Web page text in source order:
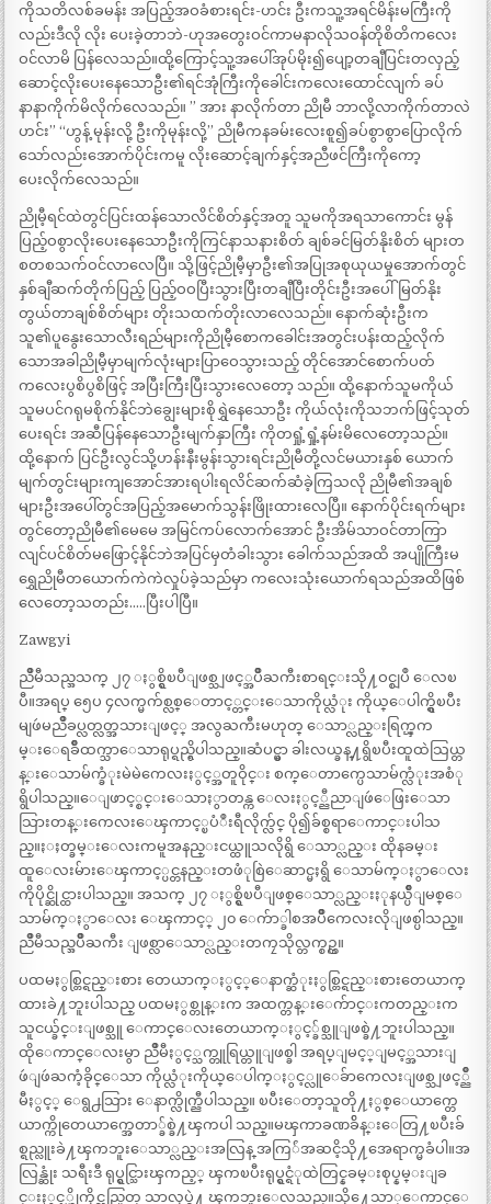
ကိုသတိလစ်ခမန်း အပြည့်အဝခံစားရင်း-ဟင်း ဦးကသူ့အရင်မိန်းမကြီးကို
လည်းဒီလို လိုး ပေးခဲ့တာဘဲ-ဟုအတွေးဝင်ကာမနာလိုသဝန်တိုစိတိကလေး
ဝင်လာမိ ပြန်လေသည်။ထို့ကြောင့်သူ့အပေါ်အုပ်မိုး၍ပျော့တချီပြင်းတလှည့်
ဆောင့်လိုးပေးနေသောဦး၏ရင်အုံကြီးကိုခေါင်းကလေးထောင်လျက် ခပ်
နာနာကိုက်မိလိုက်လေသည်။ ” အား နာလိုက်တာ ညိုမီ ဘာလို့လာကိုက်တာလဲ
ဟင်း” “ဟွန့် မုန်းလို့ ဦးကိုမုန်းလို့” ညိုမီကနခမ်းလေးစူ၍ခပ်စွာစွာပြောလိုက်
သော်လည်းအောက်ပိုင်းကမူ လိုးဆောင့်ချက်နှင့်အညီဖင်ကြီးကိုကော့
ပေးလိုက်လေသည်။
ညိုမီ့ရင်ထဲတွင်ပြင်းထန်သောလိင်စိတ်နှင့်အတူ သူမကိုအရသာကောင်း မွန်
ပြည့်ဝစွာလိုးပေးနေသောဦးကိုကြင်နာသနားစိတ် ချစ်ခင်မြတ်နိုးစိတ် များတ
စတစသက်ဝင်လာလေပြီ။ သို့ဖြင့်ညိုမီ့မှာဦး၏အပြုအစုယုယမှုအောက်တွင်
နှစ်ချီဆက်တိုက်ပြည့် ပြည့်ဝဝပြီးသွားပြီးတချီပြီးတိုင်းဦးအပေါ်မြတ်နိုး
တွယ်တာချစ်စိတ်များ တိုးသထက်တိုးလာလေသည်။ နောက်ဆုံးဦးက
သူ၏ပူနွေးသောလီးရည်များကိုညိုမီ့စောကခေါင်းအတွင်းပန်းထည့်လိုက်
သောအခါညိုမီ့မှာမျက်လုံးများပြာဝေသွားသည့် တိုင်အောင်စောက်ပတ်
ကလေးပွစိပွစိဖြင့် အပြီးကြီးပြီးသွားလေတော့ သည်။ ထို့နောက်သူမကိုယ်
သူမပင်ဂရုမစိုက်နိုင်ဘဲချွေးများစိုရွှဲနေသောဦး ကိုယ်လုံးကိုသဘက်ဖြင့်သုတ်
ပေးရင်း အဆီပြန်နေသောဦးမျက်နှာကြီး ကိုတရှုံ့ရှုံ့နမ်းမိလေတော့သည်။
ထို့နောက် ပြင်ဦးလွင်သို့ဟန်းနီးမွန်းသွားရင်းညိုမီတို့လင်မယားနှစ် ယောက်
မျက်တွင်းများကျအောင်အားရပါးရလိင်ဆက်ဆံခဲ့ကြသလို ညိုမီ၏အချစ်
များဦးအပေါ်တွင်အပြည့်အမောက်သွန်းဖြိုးထားလေပြီ။ နောက်ပိုင်းရက်များ
တွင်တော့ညိုမီ၏မေမေ အမြင်ကပ်လောက်အောင် ဦးအိမ်သာဝင်တာကြာ
လျင်ပင်စိတ်မဖြောင့်နိုင်ဘဲအပြင်မှတံခါးသွား ခေါက်သည်အထိ အပျိုကြီးမ
ရွှေညိုမီတယောက်ကဲကဲလှုပ်ခဲ့သည်မှာ ကလေးသုံးယောက်ရသည်အထိဖြစ်
လေတော့သတည်း…..ပြီးပါပြီ။
Zawgyi
ညိဳမီသည္အသက္ ၂၇ ႏွစ္ရွိၿပီျဖစ္သျဖင့္အပ်ဳိႀကီးစာရင္းသို႔ဝင္စျပဳ ေလၿ
ပီ။အရပ္ ၅ေပ ၄လက္မက်စ္လစ္ေတာင့္တင္းေသာကိုယ္လံုး ကိုယ္ေပါက္ရွိၿပီး
မျဖဴမညိဳခပ္လတ္လတ္အသားျဖင့္ အလွႀကီးမဟုတ္ ေသာ္လည္းရြက္ၾက
မ္းေရခ်ဳိထက္သာေသာရုပ္ရည္ရွိပါသည္။ဆံပင္မွာ ခါးလယ္ခန္႔ရွိၿပီးထူထဲသြယ္တ
န္းေသာမ်က္ခံုးမဲမဲကေလးႏွင့္အတူဝိုင္း စက္ေတာက္ပေသာမ်က္လံုးအစံု
ရွိပါသည္။ေျဖာင့္စင္းေသာႏွာတန္က ေလးႏွင့္ညီညာျဖဴေဖြးေသာ
သြားတန္းကေလးေၾကာင့္ၿပံဳးရီလိုက္လ်င္ ပို၍ခ်စ္စရာေကာင္းပါသ
ည္။ႏႈတ္ခမ္းေလးကမူအနည္းငယ္ထူသလိုရွိ ေသာ္လည္း ထိုနခမ္း
ထူေလးမ်ားေၾကာင့္ပင္တနည္းတဖံုစြဲေဆာင္မႈရွိ ေသာမ်က္ႏွာေလး
ကိုပိုင္ဆိုင္ထားပါသည္။ အသက္ ၂၇ ႏွစ္ရွိၿပီျဖစ္ေသာ္လည္းႏုနယ္ပ်ဳိျမစ္ေ
သာမ်က္ႏွာေလး ေၾကာင့္ ၂၀ ေက်ာ္ခါစအပ်ဳိကေလးလိုျဖစ္ပါသည္။
ညိဳမီသည္အပ်ဳိႀကီး ျဖစ္လာေသာ္လည္းတကၠသိုလ္တက္စဥ္က။
ပထမႏွစ္တြင္ရည္းစား တေယာက္ႏွင့္ေနာက္ဆံုးႏွစ္တြင္ရည္းစားတေယာက္
ထားခဲ႔ဘူးပါသည္ ပထမႏွစ္တုန္းက အထက္တန္းေက်ာင္းကတည္းက
သူငယ္ခ်င္းျဖစ္သူ ေကာင္ေလးတေယာက္ႏွင့္ခ်စ္သူျဖစ္ခဲ႔ဘူးပါသည္။
ထိုေကာင္ေလးမွာ ညိဳမီႏွင့္သက္တူရြယ္တူျဖစ္ခါ အရပ္ျမင့္ျမင့္အသားျ
ဖဴျဖဴႀကံ့ခိုင္ေသာ ကိုယ္လံုးကိုယ္ေပါက္ႏွင့္လူေခ်ာကေလးျဖစ္သျဖင့္ညိဳ
မီႏွင့္ ေရွ႕သြား ေနာက္လိုက္ညီပါသည္။ ၿပီးေတာ့သူတို႔ႏွစ္ေယာက္တေ
ယာက္ကိုတေယာက္အေတာ္ခ်စ္ခဲ႔ၾကပါ သည္။မၾကာခဏခ်ိန္းေတြ႔ၿပီးခ်
စ္ရည္လူးခဲ႔ၾကဘူးေသာ္လည္းအလြန္ အကြ်ံအဆငိ့သို႔အေရာက္မခံပါ။အ
လြန္ဆံုး သရီးဒီ ရုပ္ရွင္သြားၾကည့္ ၾကၿပီးရုပ္ရွင္ရံုထဲတြင္နခမ္းစုပ္နမ္းျခ
င္းႏွင့္ဟိုကိုင္သည္ပြတ္ သာလုပ္ခဲ႔ ၾကဘူးေလသည္။သို႔ေသာ္ေကာင္ေ